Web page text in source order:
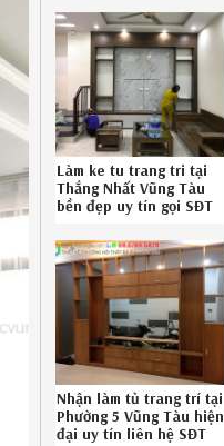
Làm ke tu trang tri tại
Thắng Nhất Vũng Tàu
bền đẹp uy tín gọi SĐT
Nhận làm tủ trang trí tại
Phường 5 Vũng Tàu hiện
đại uy tín liên hệ SĐT